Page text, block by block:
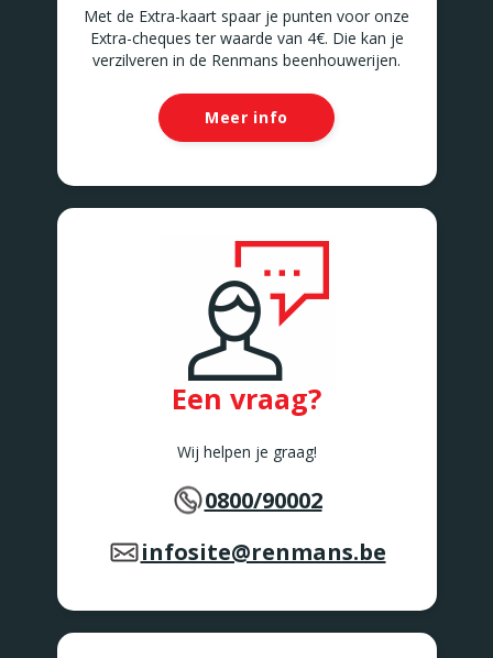
Met de Extra-kaart spaar je punten voor onze
Extra-cheques ter waarde van 4€. Die kan je
verzilveren in de Renmans beenhouwerijen.
Meer info
Een vraag?
Wij helpen je graag!
0800/90002
infosite@renmans.be